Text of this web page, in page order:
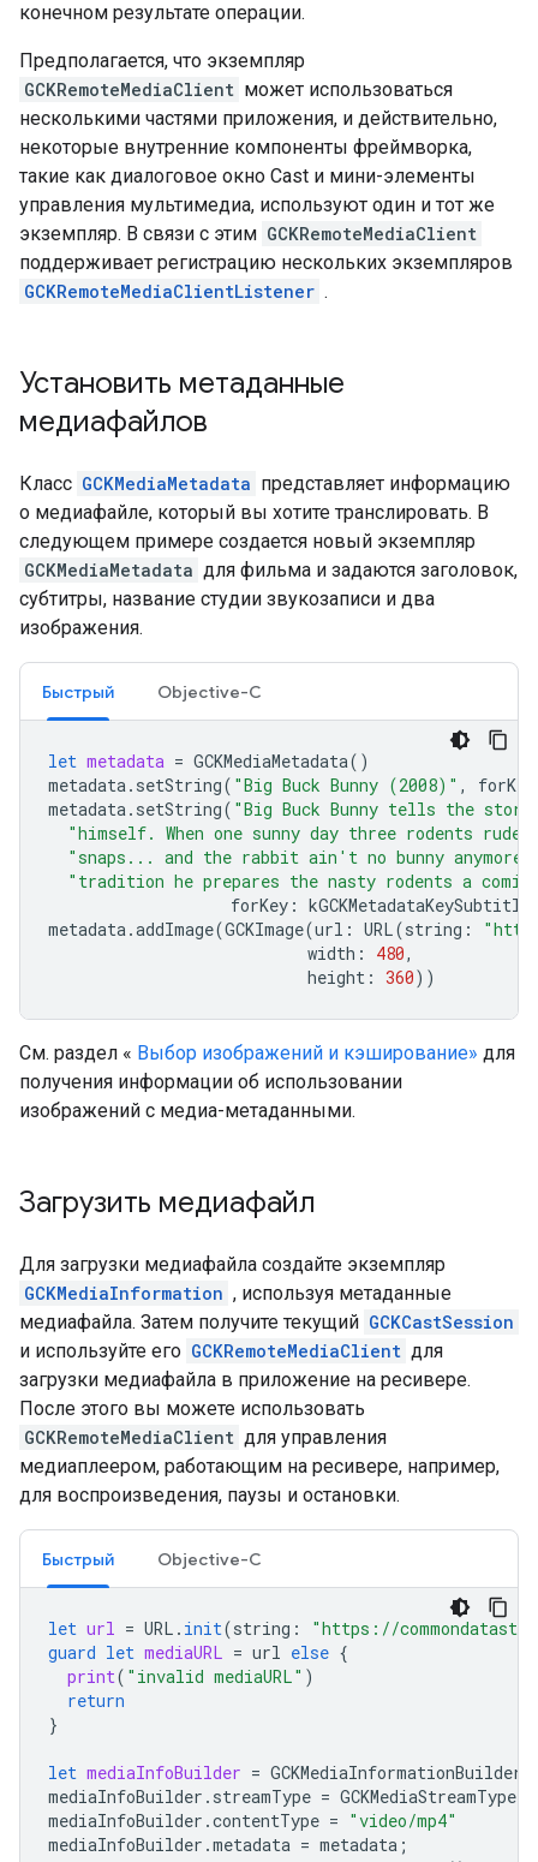
конечном результате операции.
Предполагается, что экземпляр
GCKRemoteMediaClient может использоваться
несколькими частями приложения, и действительно,
некоторые внутренние компоненты фреймворка,
такие как диалоговое окно Cast и мини-элементы
управления мультимедиа, используют один и тот же
экземпляр. В связи с этим GCKRemoteMediaClient
поддерживает регистрацию нескольких экземпляров
GCKRemoteMediaClientListener .
Установить метаданные
медиафайлов
Класс GCKMediaMetadata представляет информацию
о медиафайле, который вы хотите транслировать. В
следующем примере создается новый экземпляр
GCKMediaMetadata для фильма и задаются заголовок,
субтитры, название студии звукозаписи и два
изображения.
Быстрый Objective-C
let metadata = GCKMediaMetadata()
metadata. setString( "Big Buck Bunny (2008)" , forKey
metadata. setString( "Big Buck Bunny tells the
"himself. When one sunny day three rodents
"snaps... and the rabbit ain't no bunny
"tradition he prepares the nasty rodents a
forKey : kGCKMetadataKeySubtitle
metadata.addImage(GCKImage(url : URL(string :
width : 480,
height : 360))
См. раздел « Выбор изображений и кэширование» для
получения информации об использовании
изображений с медиа-метаданными.
Загрузить медиафайл
Для загрузки медиафайла создайте экземпляр
GCKMediaInformation , используя метаданные
медиафайла. Затем получите текущий GCKCastSession
и используйте его GCKRemoteMediaClient для
загрузки медиафайла в приложение на ресивере.
После этого вы можете использовать
GCKRemoteMediaClient для управления
медиаплеером, работающим на ресивере, например,
для воспроизведения, паузы и остановки.
Быстрый Objective-C
let url = URL . init(string :
"https://
guard let mediaURL = url else {
print( "invalid mediaURL" )
return
}
let mediaInfoBuilder = GCKMediaInformationBuilder
mediaInfoBuilder . streamType = GCKMediaStreamType
mediaInfoBuilder .contentType = "video/mp4"
mediaInfoBuilder .metadata = metadata ;